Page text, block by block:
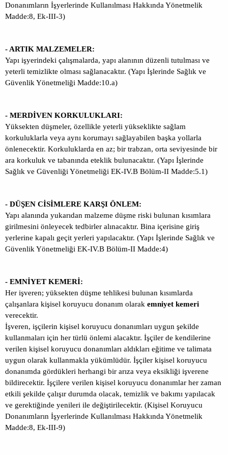
Donanımların İşyerlerinde Kullanılması Hakkında Yönetmelik
Madde:8, Ek-III-3)
- ARTIK MALZEMELER:
Yapı işyerindeki çalışmalarda, yapı alanının düzenli tutulması ve
yeterli temizlikte olması sağlanacaktır. (Yapı İşlerinde Sağlık ve
Güvenlik Yönetmeliği Madde:10.a)
- MERDİVEN KORKULUKLARI:
Yüksekten düşmeler, özellikle yeterli yükseklikte sağlam
korkuluklarla veya aynı korumayı sağlayabilen başka yollarla
önlenecektir. Korkuluklarda en az; bir trabzan, orta seviyesinde bir
ara korkuluk ve tabanında eteklik bulunacaktır. (Yapı İşlerinde
Sağlık ve Güvenliği Yönetmeliği EK-IV.B Bölüm-II Madde:5.1)
- DÜŞEN CİSİMLERE KARŞI ÖNLEM:
Yapı alanında yukarıdan malzeme düşme riski bulunan kısımlara
girilmesini önleyecek tedbirler alınacaktır. Bina içerisine giriş
yerlerine kapalı geçit yerleri yapılacaktır. (Yapı İşlerinde Sağlık ve
Güvenlik Yönetmeliği EK-IV.B Bölüm-II Madde:4)
- EMNİYET KEMERİ:
Her işveren; yüksekten düşme tehlikesi bulunan kısımlarda
çalışanlara kişisel koruyucu donanım olarak emniyet kemeri
verecektir.
İşveren, işçilerin kişisel koruyucu donanımları uygun şekilde
kullanmaları için her türlü önlemi alacaktır. İşçiler de kendilerine
verilen kişisel koruyucu donanımları aldıkları eğitime ve talimata
uygun olarak kullanmakla yükümlüdür. İşçiler kişisel koruyucu
donanımda gördükleri herhangi bir arıza veya eksikliği işverene
bildirecektir. İşçilere verilen kişisel koruyucu donanımlar her zaman
etkili şekilde çalışır durumda olacak, temizlik ve bakımı yapılacak
ve gerektiğinde yenileri ile değiştirilecektir. (Kişisel Koruyucu
Donanımların İşyerlerinde Kullanılması Hakkında Yönetmelik
Madde:8, Ek-III-9)